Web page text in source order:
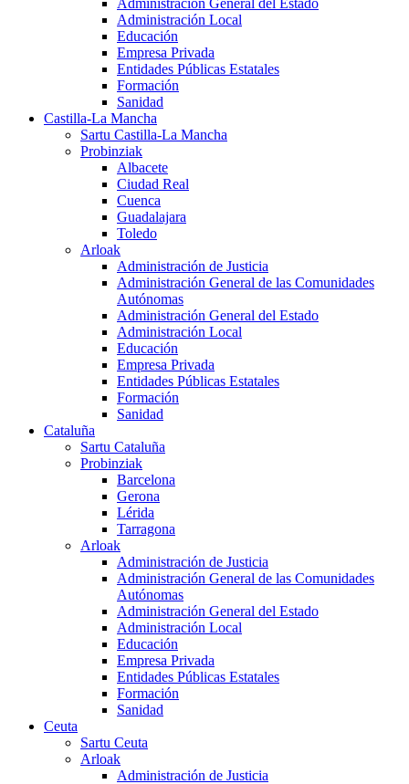
Administración General del Estado
Administración Local
Educación
Empresa Privada
Entidades Públicas Estatales
Formación
Sanidad
Castilla-La Mancha
Sartu Castilla-La Mancha
Probinziak
Albacete
Ciudad Real
Cuenca
Guadalajara
Toledo
Arloak
Administración de Justicia
Administración General de las Comunidades
Autónomas
Administración General del Estado
Administración Local
Educación
Empresa Privada
Entidades Públicas Estatales
Formación
Sanidad
Cataluña
Sartu Cataluña
Probinziak
Barcelona
Gerona
Lérida
Tarragona
Arloak
Administración de Justicia
Administración General de las Comunidades
Autónomas
Administración General del Estado
Administración Local
Educación
Empresa Privada
Entidades Públicas Estatales
Formación
Sanidad
Ceuta
Sartu Ceuta
Arloak
Administración de Justicia